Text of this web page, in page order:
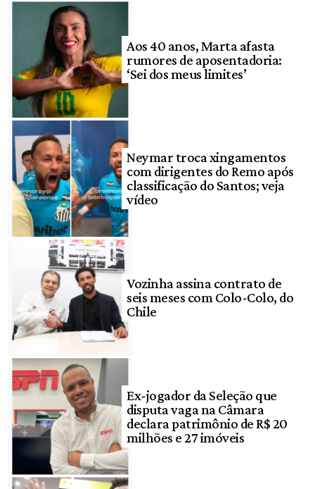
Aos 40 anos, Marta afasta
rumores de aposentadoria:
‘Sei dos meus limites’
Neymar troca xingamentos
com dirigentes do Remo após
classificação do Santos; veja
vídeo
Vozinha assina contrato de
seis meses com Colo-Colo, do
Chile
Ex-jogador da Seleção que
disputa vaga na Câmara
declara patrimônio de R$ 20
milhões e 27 imóveis